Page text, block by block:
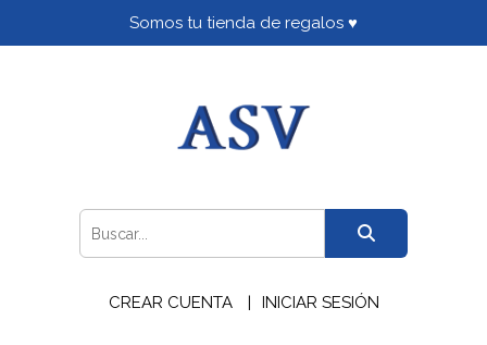
Somos tu tienda de regalos ♥
CREAR CUENTA INICIAR SESIÓN